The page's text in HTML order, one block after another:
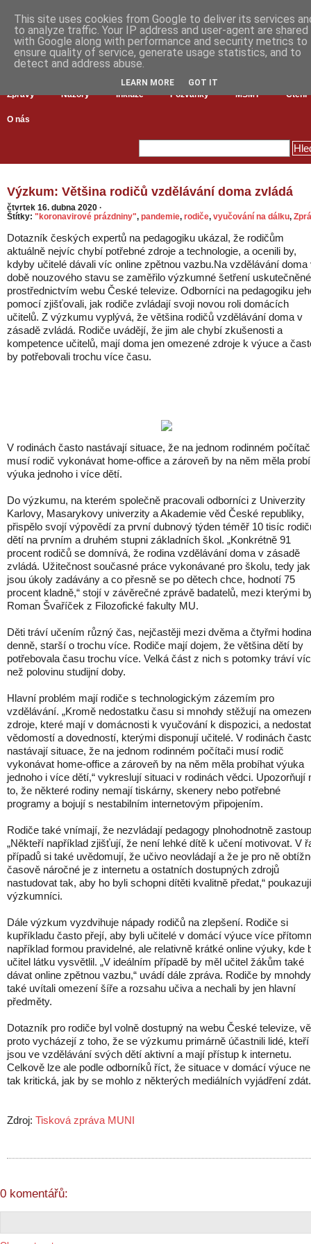
Zprávy Názory Inkluze Pozvánky MŠMT Čtení
O nás
Výzkum: Většina rodičů vzdělávání doma zvládá
čtvrtek 16. dubna 2020 ·
Štítky: "koronavirové prázdniny", pandemie, rodiče, vyučování na dálku,
Dotazník českých expertů na pedagogiku ukázal, že rodičům
aktuálně nejvíc chybí potřebné zdroje a technologie, a ocenili by,
kdyby učitelé dávali víc online zpětnou vazbu.Na vzdělávání doma
době nouzového stavu se zaměřilo výzkumné šetření uskutečněné
prostřednictvím webu České televize. Odborníci na pedagogiku
pomocí zjišťovali, jak rodiče zvládají svoji novou roli domácích
učitelů. Z výzkumu vyplývá, že většina rodičů vzdělávání doma v
zásadě zvládá. Rodiče uvádějí, že jim ale chybí zkušenosti a
kompetence učitelů, mají doma jen omezené zdroje k výuce a
by potřebovali trochu více času.
V rodinách často nastávají situace, že na jednom rodinném
musí rodič vykonávat home-office a zároveň by na něm měla
výuka jednoho i více dětí.
Do výzkumu, na kterém společně pracovali odborníci z Univerzity
Karlovy, Masarykovy univerzity a Akademie věd České republiky,
přispělo svojí výpovědí za první dubnový týden téměř 10 tisíc
dětí na prvním a druhém stupni základních škol. „Konkrétně 91
procent rodičů se domnívá, že rodina vzdělávání doma v zásadě
zvládá. Užitečnost současné práce vykonávané pro školu, tedy jak
jsou úkoly zadávány a co přesně se po dětech chce, hodnotí 75
procent kladně,“ stojí v závěrečné zprávě badatelů, mezi kterými
Roman Švaříček z Filozofické fakulty MU.
Děti tráví učením různý čas, nejčastěji mezi dvěma a čtyřmi
denně, starší o trochu více. Rodiče mají dojem, že většina dětí by
potřebovala času trochu více. Velká část z nich s potomky tráví
než polovinu studijní doby.
Hlavní problém mají rodiče s technologickým zázemím pro
vzdělávání. „Kromě nedostatku času si mnohdy stěžují na
zdroje, které mají v domácnosti k vyučování k dispozici, a
vědomostí a dovedností, kterými disponují učitelé. V rodinách
nastávají situace, že na jednom rodinném počítači musí rodič
vykonávat home-office a zároveň by na něm měla probíhat výuka
jednoho i více dětí,“ vykreslují situaci v rodinách vědci. Upozorňují
to, že některé rodiny nemají tiskárny, skenery nebo potřebné
programy a bojují s nestabilním internetovým připojením.
Rodiče také vnímají, že nezvládají pedagogy plnohodnotně
„Někteří například zjišťují, že není lehké dítě k učení motivovat. V
případů si také uvědomují, že učivo neovládají a že je pro ně
časově náročné je z internetu a ostatních dostupných zdrojů
nastudovat tak, aby ho byli schopni dítěti kvalitně předat,“ poukazují
výzkumníci.
Dále výzkum vyzdvihuje nápady rodičů na zlepšení. Rodiče si
kupříkladu často přejí, aby byli učitelé v domácí výuce více
například formou pravidelné, ale relativně krátké online výuky, kde
učitel látku vysvětlil. „V ideálním případě by měl učitel žákům také
dávat online zpětnou vazbu,“ uvádí dále zpráva. Rodiče by mnohdy
také uvítali omezení šíře a rozsahu učiva a nechali by jen hlavní
předměty.
Dotazník pro rodiče byl volně dostupný na webu České televize,
proto vycházejí z toho, že se výzkumu primárně účastnili lidé, kteří
jsou ve vzdělávání svých dětí aktivní a mají přístup k internetu.
Celkově lze ale podle odborníků říct, že situace v domácí výuce
tak kritická, jak by se mohlo z některých mediálních vyjádření zdát.
Zdroj: Tisková zpráva MUNI
0 komentářů:
This site uses cookies from Google to deliver its services
to analyze traffic. Your IP address and user-agent are shared
with Google along with performance and security metrics to
ensure quality of service, generate usage statistics, and to
detect and address abuse.
LEARN MORE GOT IT